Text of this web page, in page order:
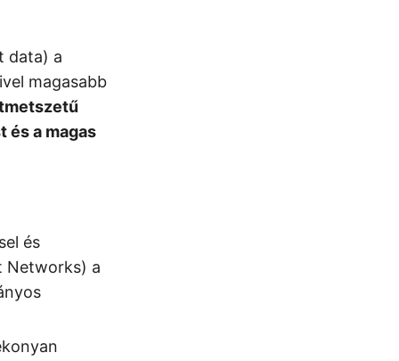
data) a
magasabb
és a magas
és
Networks) a